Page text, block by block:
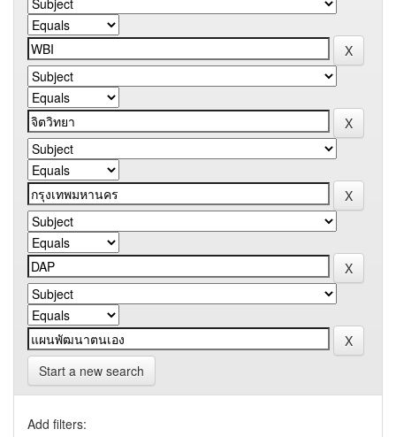
Start a new search
Add filters: